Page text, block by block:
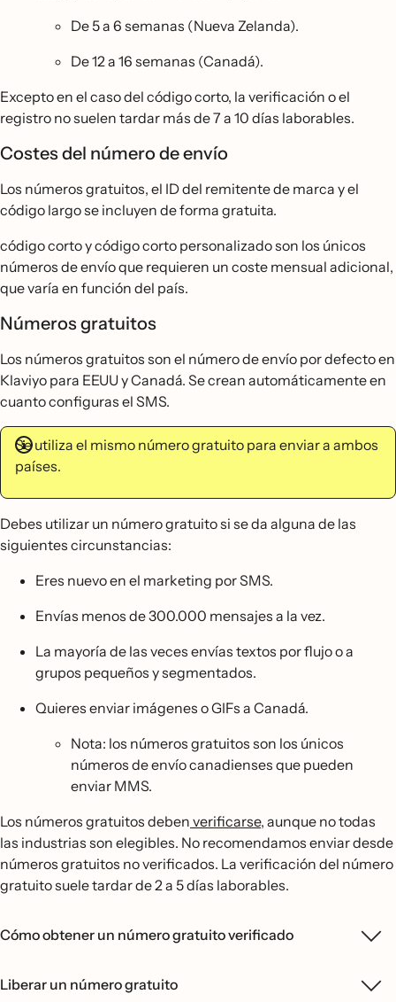
De 5 a 6 semanas (Nueva Zelanda).
De 12 a 16 semanas (Canadá).
Excepto en el caso del código corto, la verificación o el
registro no suelen tardar más de 7 a 10 días laborables.
Costes del número de envío
Los números gratuitos, el ID del remitente de marca y el
código largo se incluyen de forma gratuita.
código corto y código corto personalizado son los únicos
números de envío que requieren un coste mensual adicional,
que varía en función del país.
Números gratuitos
Los números gratuitos son el número de envío por defecto en
Klaviyo para EEUU y Canadá. Se crean automáticamente en
cuanto configuras el SMS.
Se utiliza el mismo número gratuito para enviar a ambos
países.
Debes utilizar un número gratuito si se da alguna de las
siguientes circunstancias:
Eres nuevo en el marketing por SMS.
Envías menos de 300.000 mensajes a la vez.
La mayoría de las veces envías textos por flujo o a
grupos pequeños y segmentados.
Quieres enviar imágenes o GIFs a Canadá.
Nota: los números gratuitos son los únicos
números de envío canadienses que pueden
enviar MMS.
Los números gratuitos deben verificarse, aunque no todas
las industrias son elegibles. No recomendamos enviar desde
números gratuitos no verificados. La verificación del número
gratuito suele tardar de 2 a 5 días laborables.
Cómo obtener un número gratuito verificado
Liberar un número gratuito